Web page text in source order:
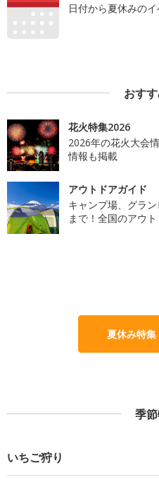
日付から夏休みの
おす
花火特集2026
2026年の花火大会
情報も掲載
アウトドアガイド
キャンプ場、グラ
まで！全国のアウ
夏休み特
季
いちご狩り